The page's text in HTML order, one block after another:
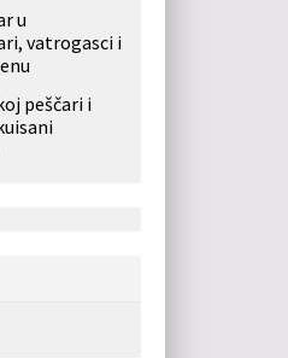
u
vatrogasci i
peščari i